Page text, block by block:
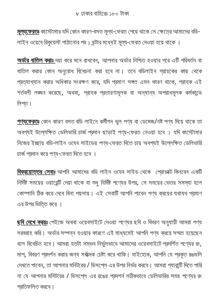
v ঢাকারবাহিরেঃ ১৮০ টাকা
মূল্যফেরতঃকাস্টোমার যদি কোন কারণ-বসত মূল্য-ফেরত পেয়ে থাকে সে ক্ষেত্রে আমাদের বডি-
লাইন ওয়েবে রিকুয়েস্ট পাঠানোর পর ১ ঘন্টার মধ্যেই মূল্য-ফেরত দেওয়া হয়ে থাকে ।
অর্ডার বাতিল করাঃদয়া করে মনে রাখবেন, আপনার অর্ডার নিশ্চিত হওয়ার পরে এটি পরিবর্তন বা
বাতিল করার কোন অনুরোধ বিবেচনা করা হবে না। তবে বডিলাইন গ্রাহকের কাছ থেকে
প্রত্যাখ্যান করার অধিকার সংরক্ষণ করে, যদি প্রমাণ সঙ্গত এমন কারণ থাকে, গ্রাহক এই
শর্তবলী লঙ্ঘন করেছে, অথবা, গ্রাহক প্রতারণামূলক বা অন্যান্য অপরাধমূলক কর্মকান্ডে
লিপ্ত।
পণ্যফেরতঃ কোন কারণ বসতবডি লাইনে কর্মীগন ভুল পণ্য বা ডেমেজ/নষ্ট পণ্য দিয়ে থাকে তা
অবশ্যই উল্লেক্ষিত ডেলিভারি চার্জ প্রদান ছাড়াই পণ্য-ফেরত নেওয়া হবে । যদি কাস্টোমার
নিজের ইচ্ছায়বডি-লাইন ওযেব সাইডের পণ্য-ফেরত দিতে চায় অবশ্যই উল্লেক্ষিত ডেলিভারি
চার্জ প্রদান করে পণ্য-ফেরত দিতে হবে ।
বিক্রয়োত্তর সেবাঃ আপনি আমাদের বডি লাইন ওযেব সাইড থেকে প্রোডাক্টকিনবেন একটি
নির্দিষ্ট সময়ের ওয়ারেন্টি দেয়া থাকে যা শুধু নির্দিষ্ট পণ্যের উপর, সে সময়ের ভেতর সমস্যা হলে
কোম্পানি ঠিক করে দেবে বিনা পয়সায়। এই সেবাটি আপনি পাবেন পণ্য ক্রয়ের যথাযথ প্রমাণ
এর উপর ভিত্তি করে ।
ছবি দেখে ক্রয়ঃপেইজে অথবা ওয়েবসাইটে দেওয়া পণ্যের ছবি ও বিবরণ অনুযায়ী আমরা পণ্য
সরবরাহ করি। অর্ডার সম্পন্ন হওয়ার কারণে এই মাধ্যমেই আপনি পণ্য ক্রয়ে সম্মত হয়েছেন
বলে বিবেচিত হবে। আমরা যতটা সম্ভব নির্ভুলভাবে আমাদের ওয়েবসাইটে প্রদর্শিত পণ্যের রং,
মাপ, বিবরণ প্রদর্শন করার জন্য সর্বাত্মক চেষ্টা করে থাকি। যাইহোক, আপনি যে প্রকৃত রঙগুলি
দেখতে পাবেন, তা আপনার মনিটরের / ডিসপ্লে এর উপর নির্ভর করবে। আমরা গ্যারান্টি দিতে পারি
না যে আপনার মনিটরের / ডিসপ্লে এর রঙের প্রদশর্ন সঠিকভাবে ডেলিভারির সময় পণ্যের রং
প্রতিফলিত করবে।